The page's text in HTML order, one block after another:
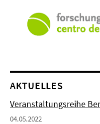
AKTUELLES
Veranstaltungsreihe
04.05.2022